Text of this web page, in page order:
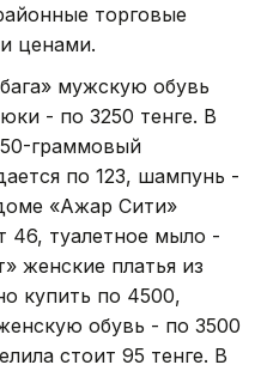
торговые
ценами.
мужскую обувь
- по 3250 тенге. В
граммовый
по 123, шампунь -
«Ажар Сити»
46, туалетное мыло -
женские платья из
купить по 4500,
обувь - по 3500
стоит 95 тенге. В